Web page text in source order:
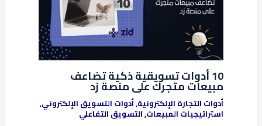
10 أدوات تسويقية ذكية تضاعف
مبيعات متجرك على منصة زد
أدوات التجارة الإلكترونية,أدوات التسويق الإلكتروني,
استراتيجيات المبيعات,التسويق التفاعلي